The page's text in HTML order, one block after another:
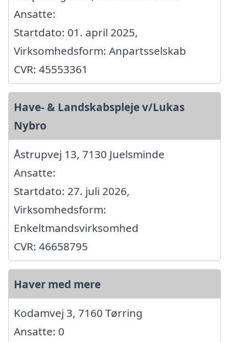
Ansatte:
Startdato: 01. april 2025,
Virksomhedsform: Anpartsselskab
CVR: 45553361
Have- & Landskabspleje v/Lukas
Nybro
Åstrupvej 13, 7130 Juelsminde
Ansatte:
Startdato: 27. juli 2026,
Virksomhedsform:
Enkeltmandsvirksomhed
CVR: 46658795
Haver med mere
Kodamvej 3, 7160 Tørring
Ansatte: 0